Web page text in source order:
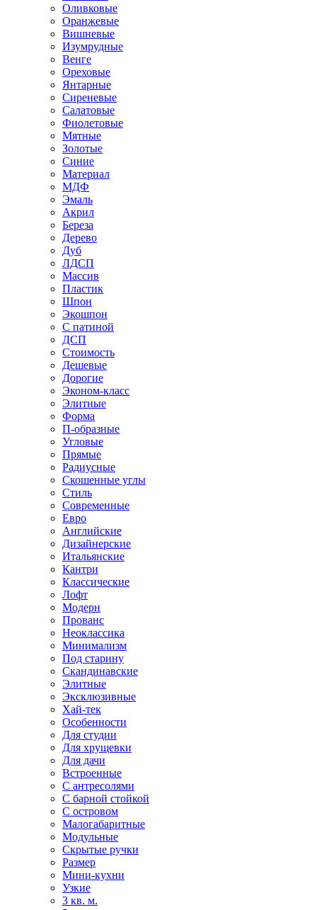
Оливковые
Оранжевые
Вишневые
Изумрудные
Венге
Ореховые
Янтарные
Сиреневые
Салатовые
Фиолетовые
Мятные
Золотые
Синие
Материал
МДФ
Эмаль
Акрил
Береза
Дерево
Дуб
ЛДСП
Массив
Пластик
Шпон
Экошпон
С патиной
ДСП
Стоимость
Дешевые
Дорогие
Эконом-класс
Элитные
Форма
П-образные
Угловые
Прямые
Радиусные
Скошенные углы
Стиль
Современные
Евро
Английские
Дизайнерские
Итальянские
Кантри
Классические
Лофт
Модерн
Прованс
Неоклассика
Минимализм
Под старину
Скандинавские
Элитные
Эксклюзивные
Хай-тек
Особенности
Для студии
Для хрущевки
Для дачи
Встроенные
С антресолями
С барной стойкой
С островом
Малогабаритные
Модульные
Скрытые ручки
Размер
Мини-кухни
Узкие
3 кв. м.